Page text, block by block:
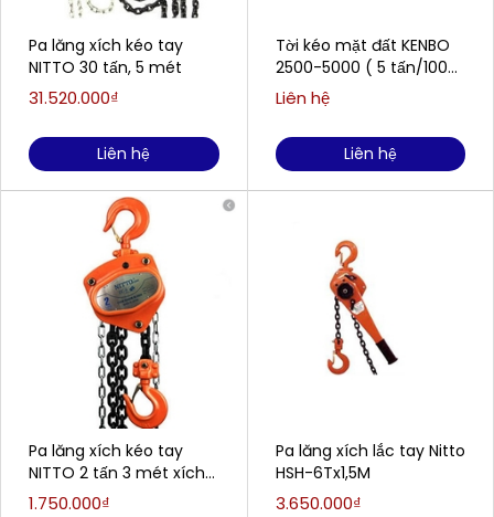
Pa lăng xích kéo tay
NITTO 30 tấn, 5 mét
31.520.000₫
Liên hệ
Pa lăng xích kéo tay
NITTO 2 tấn 3 mét xích
đôi
1.750.000₫
Tời kéo mặt đất KENBO
2500-5000 ( 5 tấn/100
mét )
Liên hệ
Liên hệ
Pa lăng xích lắc tay Nitto
HSH-6Tx1,5M
3.650.000₫